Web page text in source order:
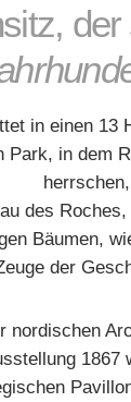
der
in einen 13
Park, in dem
herrschen,
des
Bäumen,
der
nordischen
1867